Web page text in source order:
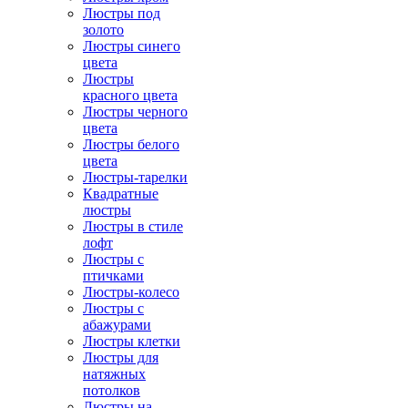
Люстры под
золото
Люстры синего
цвета
Люстры
красного цвета
Люстры черного
цвета
Люстры белого
цвета
Люстры-тарелки
Квадратные
люстры
Люстры в стиле
лофт
Люстры с
птичками
Люстры-колесо
Люстры с
абажурами
Люстры клетки
Люстры для
натяжных
потолков